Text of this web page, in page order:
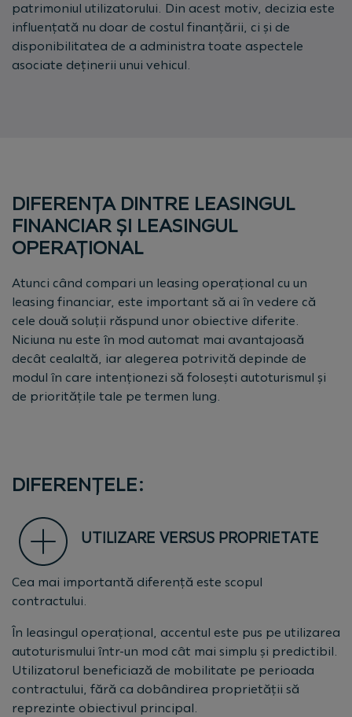
patrimoniul utilizatorului. Din acest motiv, decizia este
influențată nu doar de costul finanțării, ci și de
disponibilitatea de a administra toate aspectele
asociate deținerii unui vehicul.
DIFERENȚA DINTRE LEASINGUL
FINANCIAR ȘI LEASINGUL
OPERAȚIONAL
Atunci când compari un leasing operațional cu un
leasing financiar, este important să ai în vedere că
cele două soluții răspund unor obiective diferite.
Niciuna nu este în mod automat mai avantajoasă
decât cealaltă, iar alegerea potrivită depinde de
modul în care intenționezi să folosești autoturismul și
de prioritățile tale pe termen lung.
DIFERENȚELE:
UTILIZARE VERSUS PROPRIETATE
Cea mai importantă diferență este scopul
contractului.
În leasingul operațional, accentul este pus pe utilizarea
autoturismului într-un mod cât mai simplu și predictibil.
Utilizatorul beneficiază de mobilitate pe perioada
contractului, fără ca dobândirea proprietății să
reprezinte obiectivul principal.